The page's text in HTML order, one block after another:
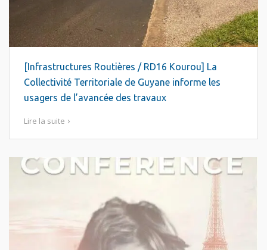
[Infrastructures Routières / RD16 Kourou] La
Collectivité Territoriale de Guyane informe les
usagers de l’avancée des travaux
Lire la suite